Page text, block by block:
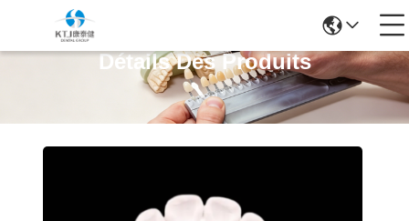
Détails Des Produits